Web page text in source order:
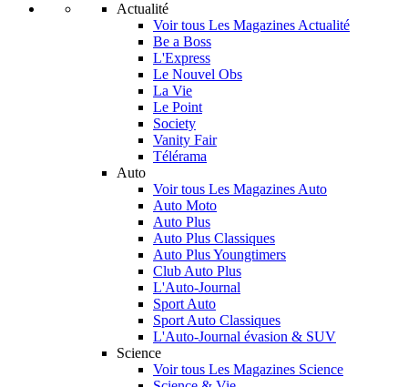
Actualité
Voir tous Les Magazines Actualité
Be a Boss
L'Express
Le Nouvel Obs
La Vie
Le Point
Society
Vanity Fair
Télérama
Auto
Voir tous Les Magazines Auto
Auto Moto
Auto Plus
Auto Plus Classiques
Auto Plus Youngtimers
Club Auto Plus
L'Auto-Journal
Sport Auto
Sport Auto Classiques
L'Auto-Journal évasion & SUV
Science
Voir tous Les Magazines Science